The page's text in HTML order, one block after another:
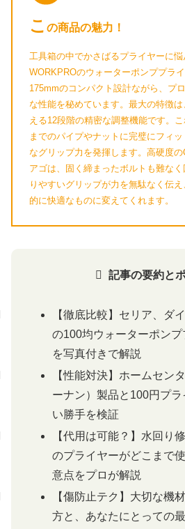
こ の商品の魅力！
工具箱の中でかさばるプライヤーに
WORKPROのウォーターポンププラ
175mmのコンパクト設計ながら、プ
な性能を秘めています。最大の特徴
える12段階の精密な調整機能です。
までのパイプやナットに完璧にフィ
なグリップ力を発揮します。高硬度
アゴは、固く締まったボルトも難な
りやすいグリップが力を無駄なく伝
的に快適なものに変えてくれます。
記事の要約と
【徹底比較】セリア、ダ
の100均ウォーターポン
を写真付きで解説
【性能対決】ホームセン
ーナン）製品と100円プ
い勝手を検証
【代用は可能？】水回り
のプライヤーがどこまで
意点をプロが解説
【傷防止テク】大切な機
方と、あなたにとっての